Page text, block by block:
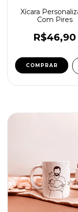
Xícara
Com Pires
R$46,90